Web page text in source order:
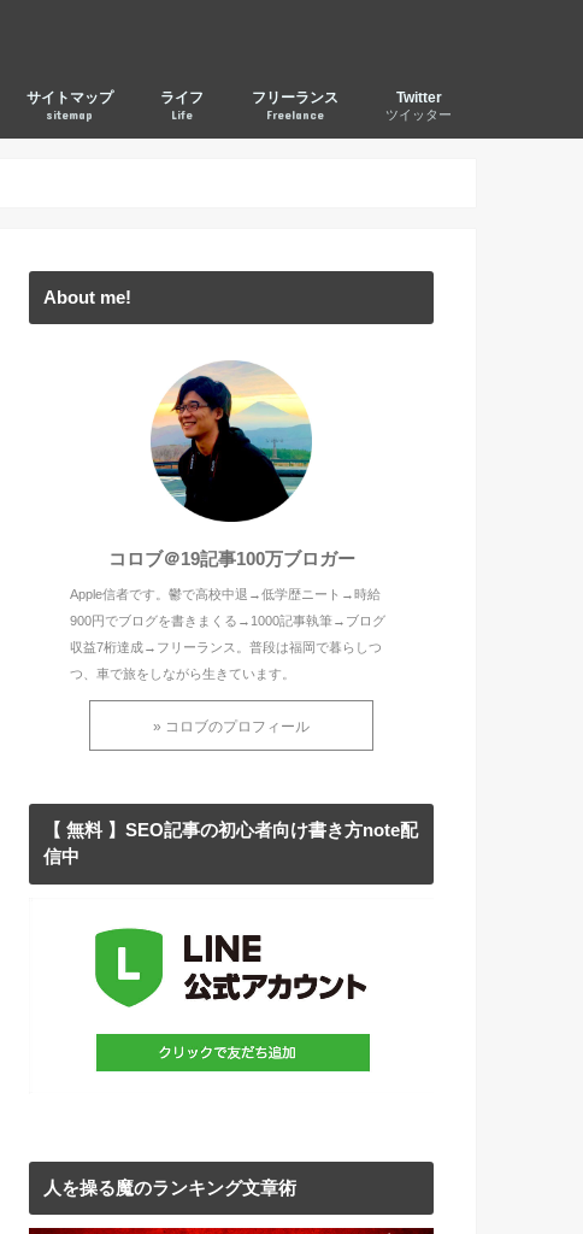
サイトマップ
sitemap
ライフ
Life
フリーランス
Freelance
Twitter
ツイッター
About me!
コロブ＠19記事100万ブロガー
Apple信者です。鬱で高校中退→低学歴ニート→時給
900円でブログを書きまくる→1000記事執筆→ブログ
収益7桁達成→フリーランス。普段は福岡で暮らしつ
つ、車で旅をしながら生きています。
» コロブのプロフィール
【 無料 】SEO記事の初心者向け書き方note配
信中
人を操る魔のランキング文章術